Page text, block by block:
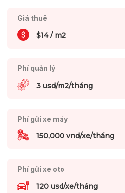
Giá thuê
$14 / m2
Phí quản lý
3 usd/m2/tháng
Phí gửi xe máy
150,000 vnd/xe/tháng
Phí gửi xe oto
120 usd/xe/tháng